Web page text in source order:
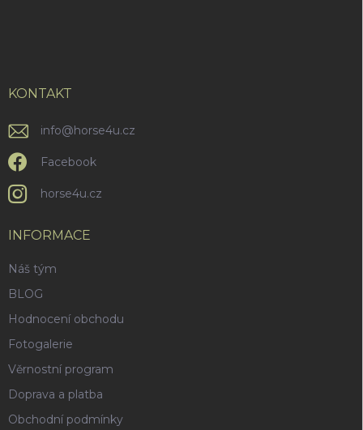
KONTAKT
info@horse4u.cz
Facebook
horse4u.cz
INFORMACE
Náš tým
BLOG
Hodnocení obchodu
Fotogalerie
Věrnostní program
Doprava a platba
Obchodní podmínky